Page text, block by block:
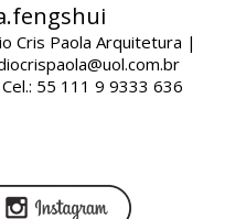
Cris Paola Arquitetura |
55 111 9 9333 636